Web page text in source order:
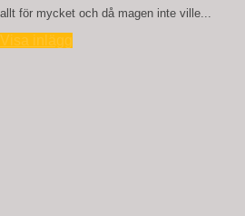
allt för mycket och då magen inte ville...
Visa inlägg